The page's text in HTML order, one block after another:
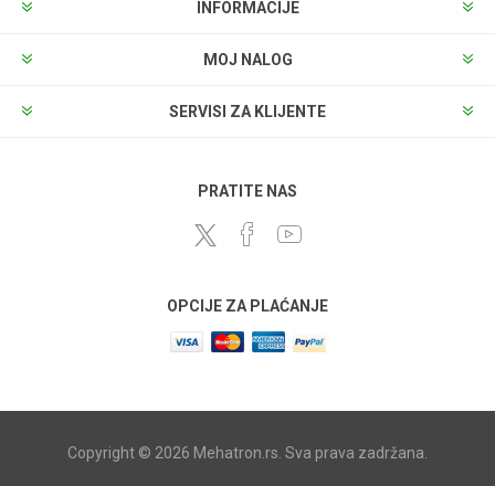
INFORMACIJE
MOJ NALOG
SERVISI ZA KLIJENTE
PRATITE NAS
OPCIJE ZA PLAĆANJE
Copyright © 2026 Mehatron.rs. Sva prava zadržana.